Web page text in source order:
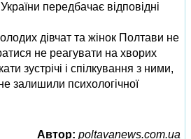
передбачає відповідні
дівчат та жінок Полтави не
не реагувати на хворих
зустрічі і спілкування з ними,
залишили психологічної
Автор: poltavanews.com.ua